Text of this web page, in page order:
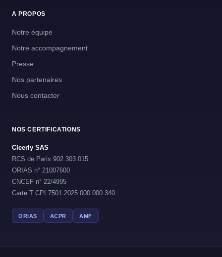
A PROPOS
Notre équipe
Notre accompagnement
Presse
Nos partenaires
Nous contacter
NOS CERTIFICATIONS
Cleerly SAS
RCS de Paris 902 303 015
ORIAS n° 21007600
CNCEF n° 22/4995
Carte T CPI 7501 2025 000 000 340
ORIAS ACPR AMF